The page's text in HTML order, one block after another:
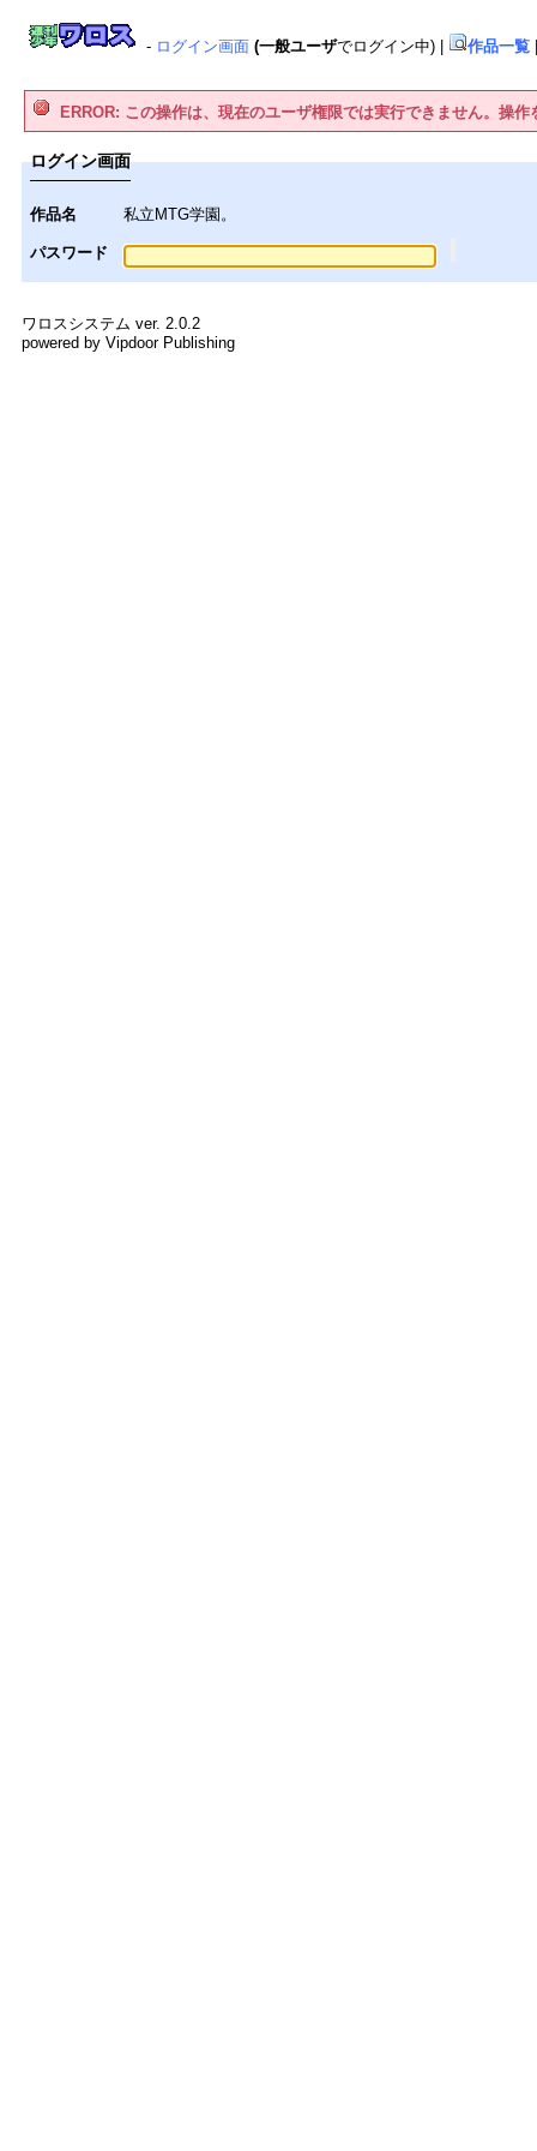
- ログイン画面 (一般ユーザでログイン中) 作品一覧
ERROR: この操作は、現在のユーザ権限では実行できません。操
ログイン画面
作品名 私立MTG学園。
パスワード
ワロスシステム ver. 2.0.2
powered by Vipdoor Publishing